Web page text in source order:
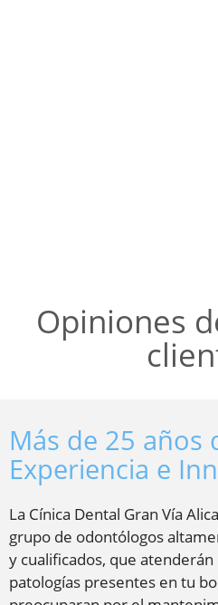
Opiniones
Más de 25 años
Experiencia e
La Cínica Dental Gran Vía
grupo de odontólogos
y cualificados, que
patologías presentes en tu